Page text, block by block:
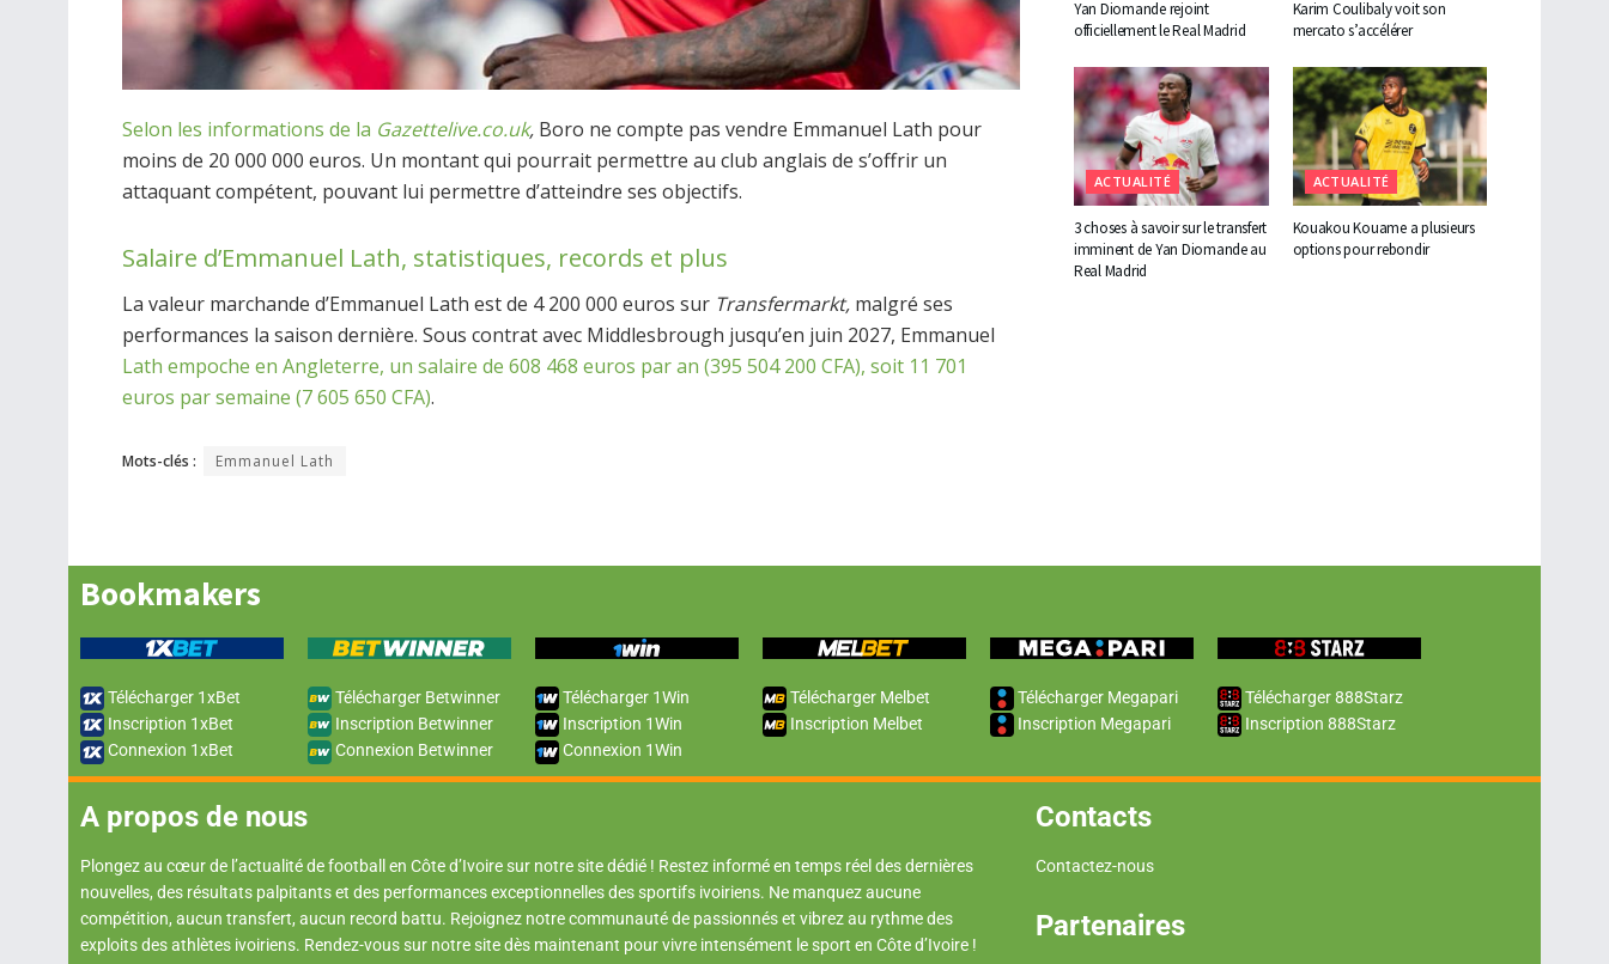
Selon les informations de la Gazettelive.co.uk, Boro ne compte pas vendre Emmanuel Lath pour
moins de 20 000 000 euros. Un montant qui pourrait permettre au club anglais de s’offrir un
attaquant compétent, pouvant lui permettre d’atteindre ses objectifs.
Salaire d’Emmanuel Lath, statistiques, records et plus
La valeur marchande d’Emmanuel Lath est de 4 200 000 euros sur Transfermarkt, malgré ses
performances la saison dernière. Sous contrat avec Middlesbrough jusqu’en juin 2027, Emmanuel
Lath empoche en Angleterre, un salaire de 608 468 euros par an (395 504 200 CFA), soit 11 701
euros par semaine (7 605 650 CFA).
Mots-clés : Emmanuel Lath
Yan Diomande rejoint
officiellement le Real Madrid
Karim Coulibaly voit son
mercato s’accélérer
ACTUALITÉ
3 choses à savoir sur le transfert
imminent de Yan Diomande au
Real Madrid
ACTUALITÉ
Kouakou Kouame a plusieurs
options pour rebondir
Bookmakers
Télécharger 1xBet
Inscription 1xBet
Connexion 1xBet
Télécharger Betwinner
Inscription Betwinner
Connexion Betwinner
Télécharger 1Win
Inscription 1Win
Connexion 1Win
Télécharger Melbet
Inscription Melbet
Télécharger Megapari
Inscription Megapari
Télécharger 888Starz
Inscription 888Starz
A propos de nous
Plongez au cœur de l’actualité de football en Côte d’Ivoire sur notre site dédié ! Restez informé en temps réel des dernières
nouvelles, des résultats palpitants et des performances exceptionnelles des sportifs ivoiriens. Ne manquez aucune
compétition, aucun transfert, aucun record battu. Rejoignez notre communauté de passionnés et vibrez au rythme des
exploits des athlètes ivoiriens. Rendez-vous sur notre site dès maintenant pour vivre intensément le sport en Côte d’Ivoire !
Contacts
Contactez-nous
Partenaires